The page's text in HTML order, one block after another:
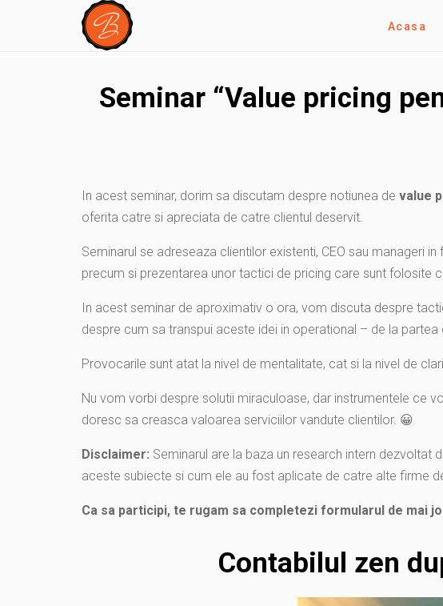
Acasa
Seminar “Value pricing
In acest seminar, dorim sa discutam despre notiunea de value
oferita catre si apreciata de catre clientul deservit.
Seminarul se adreseaza clientilor existenti, CEO sau manageri
precum si prezentarea unor tactici de pricing care sunt folosite
In acest seminar de aproximativ o ora, vom discuta despre
despre cum sa transpui aceste idei in operational – de la
Provocarile sunt atat la nivel de mentalitate, cat si la nivel de
Nu vom vorbi despre solutii miraculoase, dar instrumentele ce
doresc sa creasca valoarea serviciilor vandute clientilor. 😀
Disclaimer: Seminarul are la baza un research intern dezvoltat
aceste subiecte si cum ele au fost aplicate de catre alte firme
Ca sa participi, te rugam sa completezi formularul de mai
Contabilul zen